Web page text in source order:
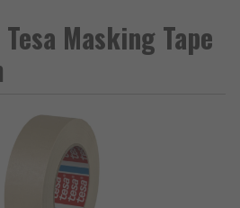
Masking Tape